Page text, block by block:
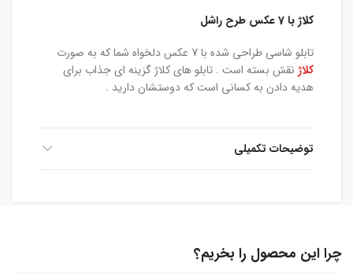
کلاژ با 7 عکس طرح راشل
تابلو شاسی طراحی شده با 7 عکس دلخواه شما که به صورت
کلاژ نقش بسته است . تابلو های کلاژ گزینه ای جذاب برای
هدیه دادن به کسانی است که دوستشان دارید .
توضیحات تکمیلی
چرا این محصول را بخریم؟